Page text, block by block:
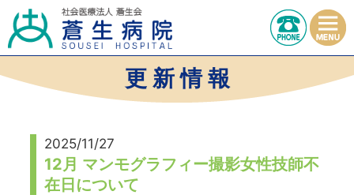
更 新 情 報
2025/11/27
12月 マンモグラフィー撮影女性技師不
在日について